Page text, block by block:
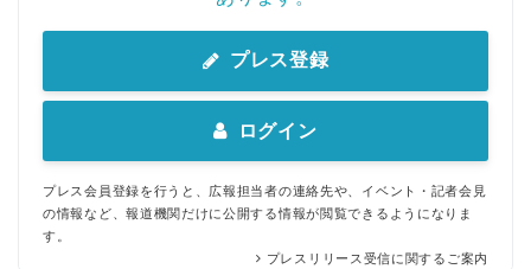
プレス登録
ログイン
プレス会員登録を行うと、広報担当者の連絡先や、イベント・記者会見
の情報など、報道機関だけに公開する情報が閲覧できるようになりま
す。
プレスリリース受信に関するご案内